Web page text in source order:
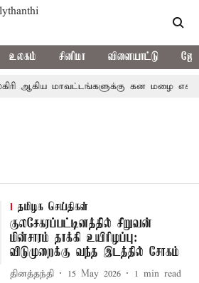
உலகம் சினிமா விளையாட்டு
ஆகிய மாவட்டங்களுக்கு கன மழை
தமிழக செய்திகள்
குலசேகரப்பட்டினத்தில் சிறுவன்
மின்சாரம் தாக்கி உயிரிழப்பு:
விடுமுறைக்கு வந்த இடத்தில் சோகம்
தினத்தந்தி 15 May 2026 1 min read